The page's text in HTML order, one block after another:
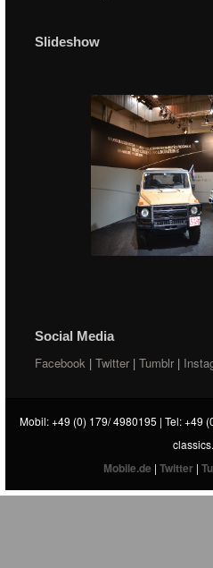
Slideshow
Social Media
Facebook |Twitter |Tumblr |
Mobil: +49 (0) 179/ 4980195 | Tel: +49
Mobile.de | Twitter |